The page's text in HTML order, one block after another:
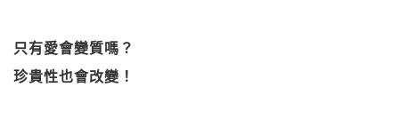
只有愛會變質嗎？
珍貴性也會改變！